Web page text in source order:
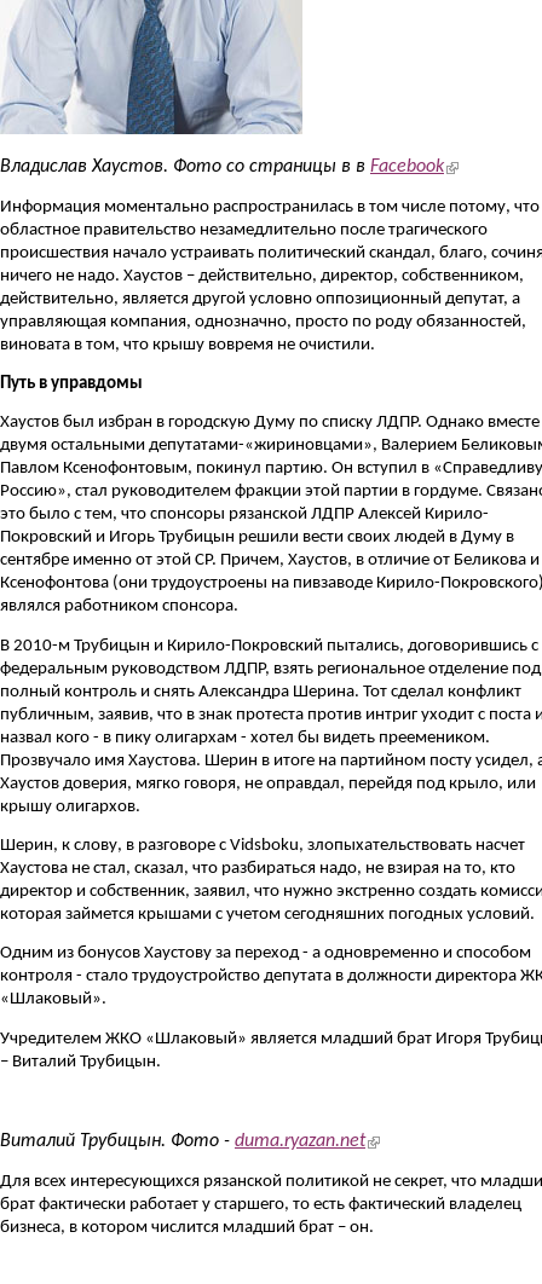
Владислав Хаустов. Фото со страницы в в Facebook(link is
Информация моментально распространилась в том числе потому, что
областное правительство незамедлительно после трагического
происшествия начало устраивать политический скандал, благо,
ничего не надо. Хаустов – действительно, директор, собственником,
действительно, является другой условно оппозиционный депутат, а
управляющая компания, однозначно, просто по роду обязанностей,
виновата в том, что крышу вовремя не очистили.
Путь в управдомы
Хаустов был избран в городскую Думу по списку ЛДПР. Однако вместе
двумя остальными депутатами-«жириновцами», Валерием
Павлом Ксенофонтовым, покинул партию. Он вступил в
Россию», стал руководителем фракции этой партии в гордуме.
это было с тем, что спонсоры рязанской ЛДПР Алексей Кирило-
Покровский и Игорь Трубицын решили вести своих людей в Думу в
сентябре именно от этойСР. Причем, Хаустов, в отличие от Беликова и
Ксенофонтова (они трудоустроены на пивзаводе Кирило-
являлся работником спонсора.
В 2010-м Трубицын и Кирило-Покровский пытались, договорившись с
федеральным руководством ЛДПР, взять региональное отделение под
полный контроль и снять Александра Шерина. Тот сделал конфликт
публичным, заявив, что в знак протеста против интриг уходит с поста
назвал кого - в пику олигархам - хотел бы видеть преемеником.
Прозвучало имя Хаустова. Шерин в итоге на партийном посту усидел,
Хаустов доверия, мягко говоря, не оправдал, перейдя под крыло, или
крышу олигархов.
Шерин, к слову, в разговоре с Vidsboku, злопыхательствовать насчет
Хаустова не стал, сказал, что разбираться надо, не взирая на то, кто
директор и собственник, заявил, что нужно экстренно создать
которая займется крышами с учетом сегодняшних погодных условий.
Одним из бонусовХаустову за переход- а одновременно и способом
контроля - стало трудоустройство депутата в должности директора
«Шлаковый».
УчредителемЖКО «Шлаковый» является младший брат Игоря
– Виталий Трубицын.
Виталий Трубицын. Фото - duma.ryazan.net(link is external)
Для всех интересующихся рязанской политикой не секрет, что
братфактически работает у старшего, то есть фактический владелец
бизнеса, в котором числится младший брат – он.